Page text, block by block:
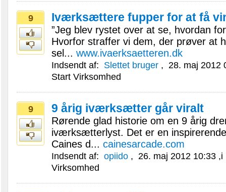
9 Iværksættere fupper for at få
”Jeg blev rystet over at se, hvordan
Hvorfor straffer vi dem, der prøver at
sel... www.ivaerksaetteren.dk
Indsendt af: Slettet bruger , 28. maj 2012
Start Virksomhed
9 9 årig iværksætter går viralt
Rørende glad historie om en 9 årig
iværksætterlyst. Det er en
Caines d... cainesarcade.com
Indsendt af: opiido , 26. maj 2012 10:33 ,i
Virksomhed